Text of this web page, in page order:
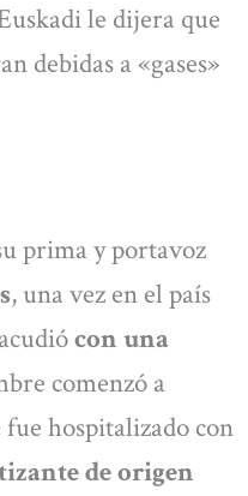
le dijera que
debidas a «gases»
prima y portavoz
, una vez en el país
con una
comenzó a
hospitalizado con
de origen